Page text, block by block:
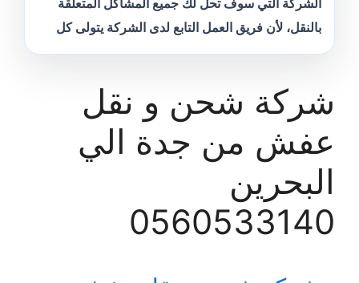
الشركة التي سوف تحل لك جميع المشاكل المتعلقة
بالنقل، لأن فريق العمل التابع لدى الشركة يتولى كل
شركة شحن و نقل
عفش من جدة الي
البحرين
0560533140